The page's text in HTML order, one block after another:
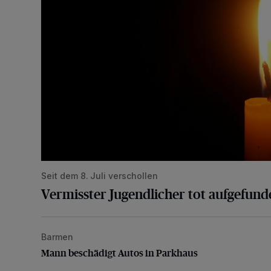
Seit dem 8. Juli verschollen
Vermisster Jugendlicher tot
Mann beschädigt Autos in Parkhaus
Barmen
Mann beschädigt Autos in Parkhaus